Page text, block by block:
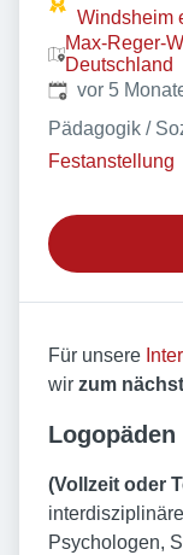
Windsheim
Max-Reger-
Deutschland
Veröffentlicht:
vor 5
Pädagogik /
Festanstellung
Für unsere
wir zum
(Vollzeit oder
Psychologen,